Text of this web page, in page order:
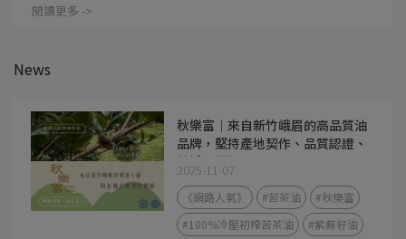
閱讀更多 ->
News
秋樂富｜來自新竹峨眉的高品質油
品牌，堅持產地契作、品質認證、
純淨可溯源
2025-11-07
《網路人氣》 #苦茶油
#秋樂富
#100%冷壓初榨苦茶油
#紫蘇籽油